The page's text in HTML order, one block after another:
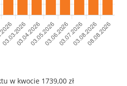
w kwocie 1739,00 zł